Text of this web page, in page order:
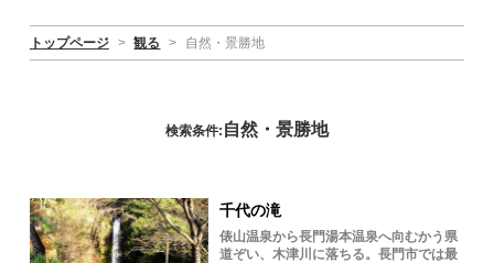
トップページ > 観る > 自然・景勝地
検索条件: 自然・景勝地
千代の滝
俵山温泉から長門湯本温泉へ向むかう県
道ぞい、木津川に落ちる。長門市では最